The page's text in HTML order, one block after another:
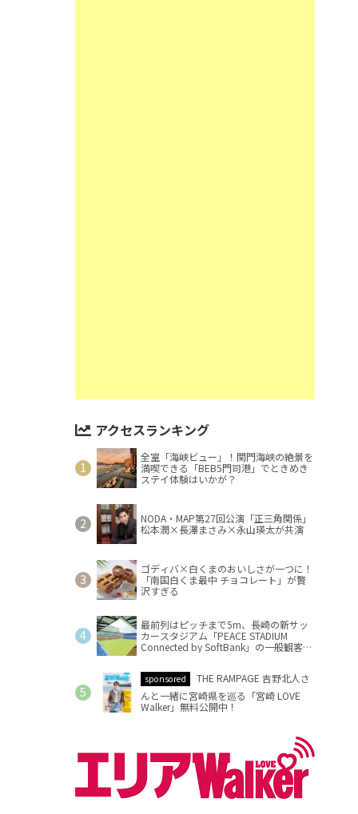
アクセスランキング
全室「海峡ビュー」！関門海峡の絶景を
満喫できる「BEB5門司港」でときめき
ステイ体験はいかが？
NODA・MAP第27回公演「正三角関係」
松本潤×長澤まさみ×永山瑛太が共演
ゴディバ×白くまのおいしさが一つに！
「南国白くま最中 チョコレート」が贅
沢すぎる
最前列はピッチまで5m、長崎の新サッ
カースタジアム「PEACE STADIUM
Connected by SoftBank」の一般観客席
sponsored
THE RAMPAGE 吉野北人さ
んと一緒に宮崎県を巡る「宮崎 LOVE
Walker」無料公開中！